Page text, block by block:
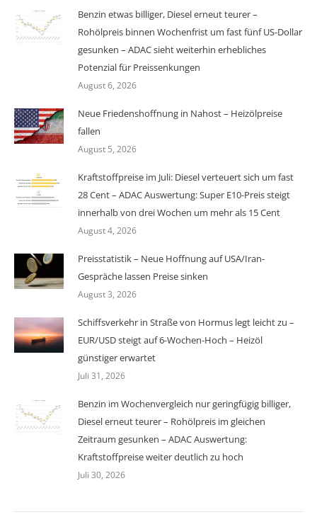
Benzin etwas billiger, Diesel erneut teurer –
Rohölpreis binnen Wochenfrist um fast fünf US-Dollar
gesunken – ADAC sieht weiterhin erhebliches
Potenzial für Preissenkungen
August 6, 2026
Neue Friedenshoffnung in Nahost – Heizölpreise
fallen
August 5, 2026
Kraftstoffpreise im Juli: Diesel verteuert sich um fast
28 Cent – ADAC Auswertung: Super E10-Preis steigt
innerhalb von drei Wochen um mehr als 15 Cent
August 4, 2026
Preisstatistik – Neue Hoffnung auf USA/Iran-
Gespräche lassen Preise sinken
August 3, 2026
Schiffsverkehr in Straße von Hormus legt leicht zu –
EUR/USD steigt auf 6-Wochen-Hoch – Heizöl
günstiger erwartet
Juli 31, 2026
Benzin im Wochenvergleich nur geringfügig billiger,
Diesel erneut teurer – Rohölpreis im gleichen
Zeitraum gesunken – ADAC Auswertung:
Kraftstoffpreise weiter deutlich zu hoch
Juli 30, 2026